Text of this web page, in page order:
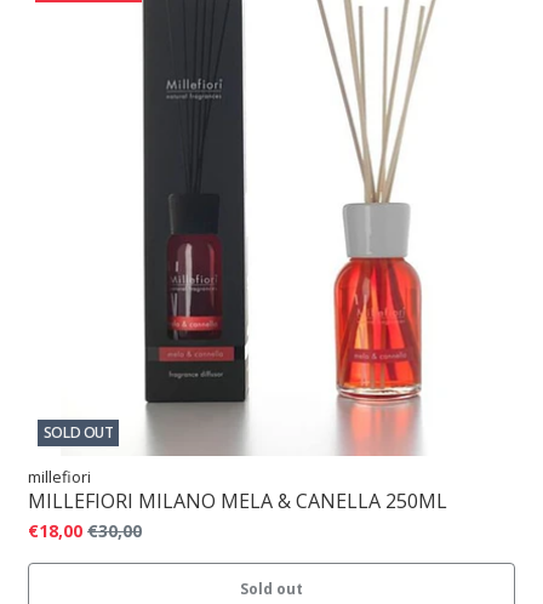
SOLD OUT
millefiori
MILLEFIORI MILANO MELA & CANELLA 250ML
€18,00 €30,00
Sold out